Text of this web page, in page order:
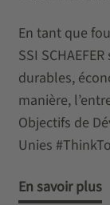
En tant que
SSI
durables,
manière,
Objectifs de
Unies
En savoir plus